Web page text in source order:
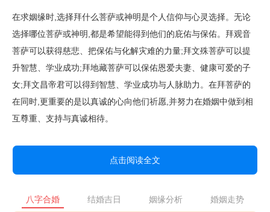
在求姻缘时,选择拜什么菩萨或神明是个人信仰与心灵选择。无论
选择哪位菩萨或神明,都是希望能得到他们的庇佑与保佑。拜观音
菩萨可以获得慈悲、把保佑与化解灾难的力量;拜文殊菩萨可以提
升智慧、学业成功;拜地藏菩萨可以保佑恩爱夫妻、健康可爱的子
女;拜文昌帝君可以得到智慧、学业成功与人脉助力。在拜菩萨的
在同时,更重要的是以真诚的心向他们祈愿,并努力在婚姻中做到相
互尊重、支持与真诚相待。
点击阅读全文
八字合婚 结婚吉日 姻缘分析 婚姻走势